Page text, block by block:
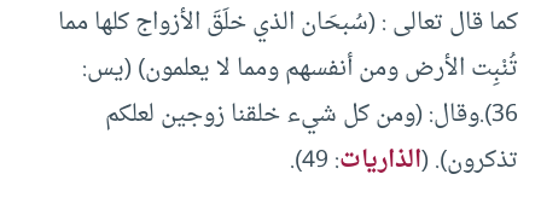
كما قال تعالى : (سُبحَان الذي خلَقَ الأزواج كلها مما
تُنْبِت الأرض ومن أنفسهم ومما لا يعلمون) (يس:
36).وقال: (ومن كل شيء خلقنا زوجين لعلكم
تذكرون). (الذاريات: 49).